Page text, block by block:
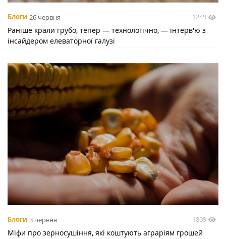
Блоги 26 червня 1249
Раніше крали грубо, тепер — технологічно, — інтерв'ю з
інсайдером елеваторної галузі
Блоги 3 червня 1809
Міфи про зерносушіння, які коштують аграріям грошей